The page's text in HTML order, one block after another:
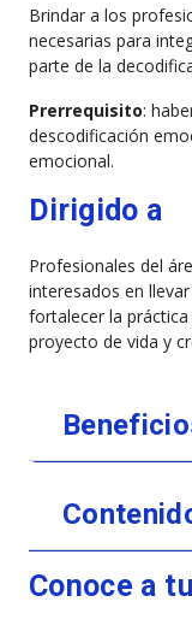
Brindar a los
necesarias para
parte de la
Prerrequisito:
descodificación
emocional.
Dirigido a
Profesionales del
interesados en
fortalecer la
proyecto de vida y
Conoce a